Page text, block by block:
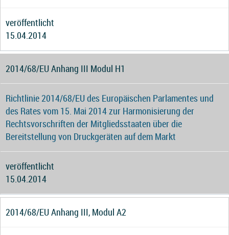
veröffentlicht
15.04.2014
2014/68/EU Anhang III Modul H1
Richtlinie 2014/68/EU des Europäischen Parlamentes und
des Rates vom 15. Mai 2014 zur Harmonisierung der
Rechtsvorschriften der Mitgliedsstaaten über die
Bereitstellung von Druckgeräten auf dem Markt
veröffentlicht
15.04.2014
2014/68/EU Anhang III, Modul A2